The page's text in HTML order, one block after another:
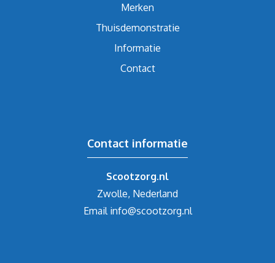
Merken
Thuisdemonstratie
Informatie
Contact
Contact informatie
Scootzorg.nl
Zwolle, Nederland
Email info@scootzorg.nl